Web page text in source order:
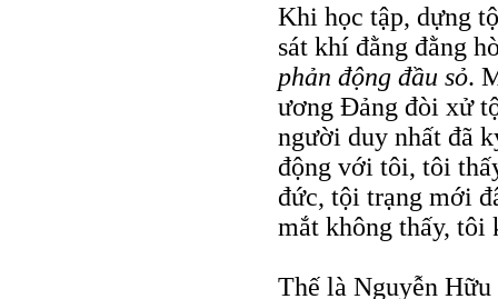
Khi học tập, dựng
sát khí đằng đằng
phản động đầu sỏ.
ương Đảng đòi xử
người duy nhất đã
động với tôi, tôi
đức, tội trạng mới
mắt không thấy, tôi
Thế là Nguyễn